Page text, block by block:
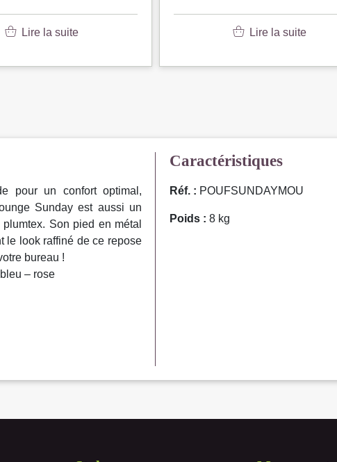
Lire la suite Lire la suite
pour un confort optimal,
Sunday est aussi un
Son pied en métal
le look raffiné de ce repose
bureau !
– rose
Caractéristiques
Réf. : POUFSUNDAYMOU
Poids : 8 kg